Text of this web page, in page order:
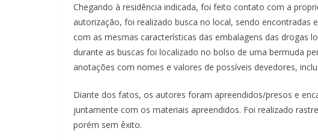
Chegando à residência indicada, foi feito contato com a
autorização, foi realizado busca no local, sendo encontradas
com as mesmas características das embalagens das drogas
durante as buscas foi localizado no bolso de uma bermuda
anotações com nomes e valores de possíveis devedores,
Diante dos fatos, os autores foram apreendidos/presos e
juntamente com os materiais apreendidos. Foi realizado
porém sem êxito.